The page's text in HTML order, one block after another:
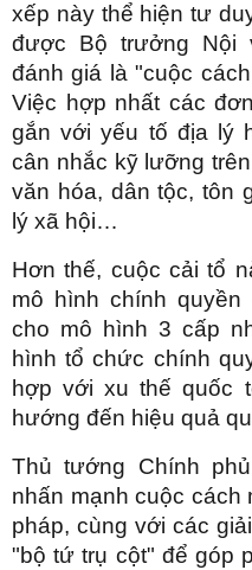
xếp này thể hiện tư
được Bộ trưởng Nội
đánh giá là "cuộc
Việc hợp nhất các
gắn với yếu tố địa lý
cân nhắc kỹ lưỡng
văn hóa, dân tộc, tôn
lý xã hội…
Hơn thế, cuộc cải tổ
mô hình chính
cho mô hình 3 cấp
hình tổ chức chính
hợp với xu thế quốc
hướng đến hiệu quả
Thủ tướng Chính
nhấn mạnh cuộc cách
pháp, cùng với các
"bộ tứ trụ cột" để góp